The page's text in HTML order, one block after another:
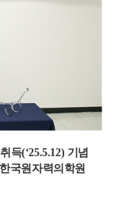
득(‘25.5.12) 기념
한국원자력의학원